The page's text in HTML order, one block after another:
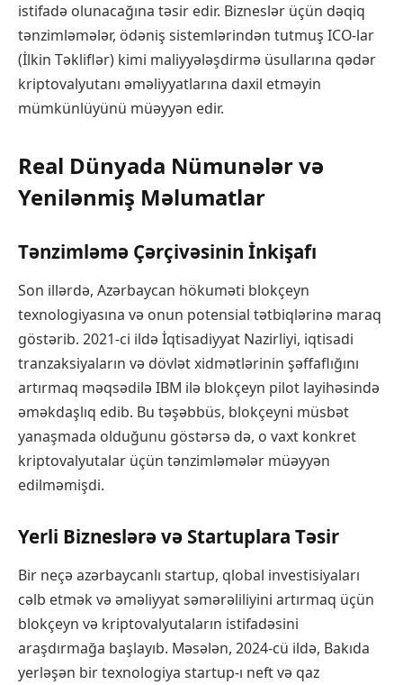
istifadə olunacağına təsir edir. Bizneslər üçün dəqiq
tənzimləmələr, ödəniş sistemlərindən tutmuş ICO-lar
(İlkin Təkliflər) kimi maliyyələşdirmə üsullarına qədər
kriptovalyutanı əməliyyatlarına daxil etməyin
mümkünlüyünü müəyyən edir.
Real Dünyada Nümunələr və
Yenilənmiş Məlumatlar
Tənzimləmə Çərçivəsinin İnkişafı
Son illərdə, Azərbaycan hökuməti blokçeyn
texnologiyasına və onun potensial tətbiqlərinə maraq
göstərib. 2021-ci ildə İqtisadiyyat Nazirliyi, iqtisadi
tranzaksiyaların və dövlət xidmətlərinin şəffaflığını
artırmaq məqsədilə IBM ilə blokçeyn pilot layihəsində
əməkdaşlıq edib. Bu təşəbbüs, blokçeyni müsbət
yanaşmada olduğunu göstərsə də, o vaxt konkret
kriptovalyutalar üçün tənzimləmələr müəyyən
edilməmişdi.
Yerli Bizneslərə və Startuplara Təsir
Bir neçə azərbaycanlı startup, qlobal investisiyaları
cəlb etmək və əməliyyat səmərəliliyini artırmaq üçün
blokçeyn və kriptovalyutaların istifadəsini
araşdırmağa başlayıb. Məsələn, 2024-cü ildə, Bakıda
yerləşən bir texnologiya startup-ı neft və qaz